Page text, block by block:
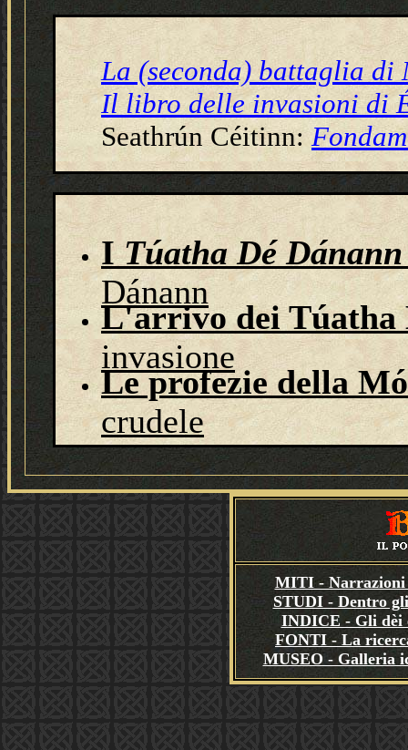
La (seconda) battaglia di
Il libro delle invasioni di
Seathrún Céitinn:
ITúatha Dé Dánann
Dánann
L'arrivo dei Túatha
invasione
Le profezie della
crudele
MITI - Narrazioni
STUDI - Dentro
INDICE - Gli dèi
FONTI - La
MUSEO - Galleria